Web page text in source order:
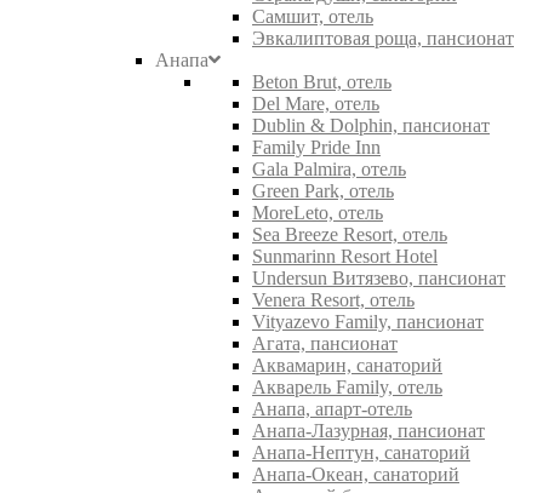
Самшит, отель
Эвкалиптовая роща, пансионат
Анапа
Beton Brut, отель
Del Mare, отель
Dublin & Dolphin, пансионат
Family Pride Inn
Gala Palmira, отель
Green Park, отель
MoreLeto, отель
Sea Breeze Resort, отель
Sunmarinn Resort Hotel
Undersun Витязево, пансионат
Venera Resort, отель
Vityazevo Family, пансионат
Агата, пансионат
Аквамарин, санаторий
Акварель Family, отель
Анапа, апарт-отель
Анапа-Лазурная, пансионат
Анапа-Нептун, санаторий
Анапа-Океан, санаторий